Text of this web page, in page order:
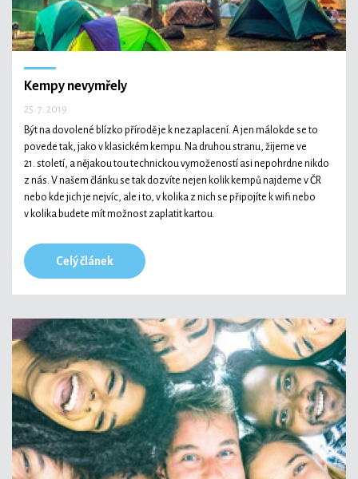
Kempy nevymřely
25. 7. 2019
Být na dovolené blízko přírodě je k nezaplacení. A jen málokde se to
povede tak, jako v klasickém kempu. Na druhou stranu, žijeme ve
21. století, a nějakou tou technickou vymožeností asi nepohrdne nikdo
z nás. V našem článku se tak dozvíte nejen kolik kempů najdeme v ČR
nebo kde jich je nejvíc, ale i to, v kolika z nich se připojíte k wifi nebo
v kolika budete mít možnost zaplatit kartou.
Celý článek